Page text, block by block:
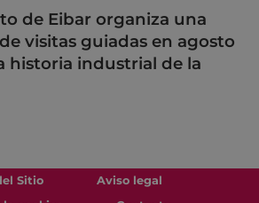
de Eibar organiza una
visitas guiadas en agosto
historia industrial de la
Sitio
Aviso legal